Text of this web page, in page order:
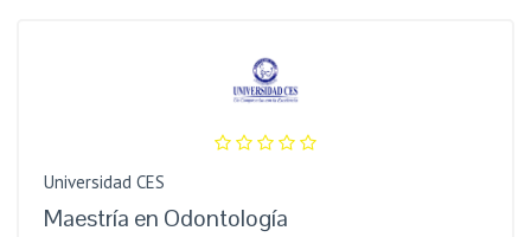
Universidad CES
Maestría en Odontología